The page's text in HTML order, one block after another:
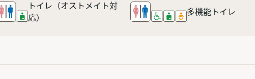
トイレ（オストメイト対
応）
多機能 トイレ